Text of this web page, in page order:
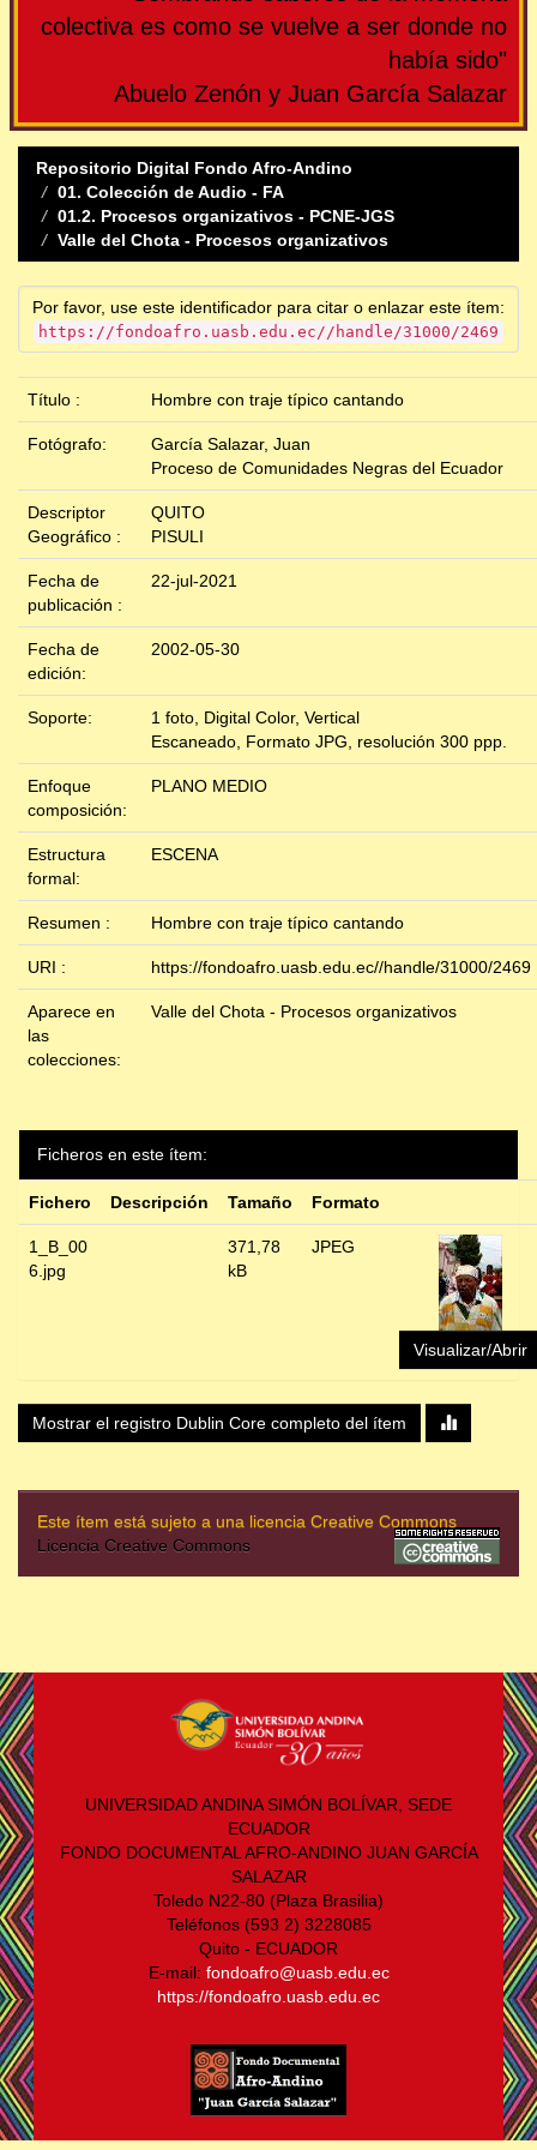
colectiva es como se vuelve a ser donde no
había sido"
Abuelo Zenón y Juan García Salazar
Repositorio Digital Fondo Afro-Andino
01. Colección de Audio - FA
01.2. Procesos organizativos - PCNE-JGS
Valle del Chota - Procesos organizativos
Por favor, use este identificador para citar o enlazar este ítem:
https://fondoafro.uasb.edu.ec//handle/31000/2469
Título : Hombre con traje típico cantando
Fotógrafo:
García Salazar, Juan
Proceso de Comunidades Negras del Ecuador
Descriptor
Geográfico :
QUITO
PISULI
Fecha de
publicación :
22-jul-2021
Fecha de
edición:
2002-05-30
Soporte:
1 foto, Digital Color, Vertical
Escaneado, Formato JPG, resolución 300 ppp.
Enfoque
composición:
PLANO MEDIO
Estructura
formal:
ESCENA
Resumen : Hombre con traje típico cantando
URI : https://fondoafro.uasb.edu.ec//handle/31000/2469
Aparece en
las
colecciones:
Valle del Chota - Procesos organizativos
Ficheros en este ítem:
Fichero Descripción Tamaño Formato
1_B_00
6.jpg
371,78
kB
JPEG
Visualizar/Abrir
Mostrar el registro Dublin Core completo del ítem
Este ítem está sujeto a una licencia Creative Commons
Licencia Creative Commons
UNIVERSIDAD ANDINA SIMÓN BOLÍVAR, SEDE
ECUADOR
FONDO DOCUMENTAL AFRO-ANDINO JUAN GARCÍA
SALAZAR
Toledo N22-80 (Plaza Brasilia)
Teléfonos (593 2) 3228085
Quito - ECUADOR
E-mail: fondoafro@uasb.edu.ec
https://fondoafro.uasb.edu.ec